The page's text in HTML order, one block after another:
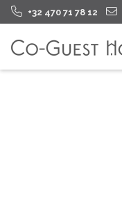
+32 470 71 78 12